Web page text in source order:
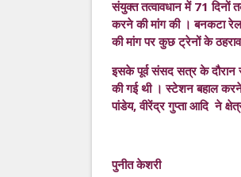
संयुक्त तत्वावधान में 71
करने की मांग की । बनकटा
की मांग पर कुछ ट्रेनों के
इसके पूर्व संसद सत्र के दौरान
की गई थी । स्टेशन बहाल
पांडेय, वीरेंद्र गुप्ता आदि ने
पुनीत केशरी